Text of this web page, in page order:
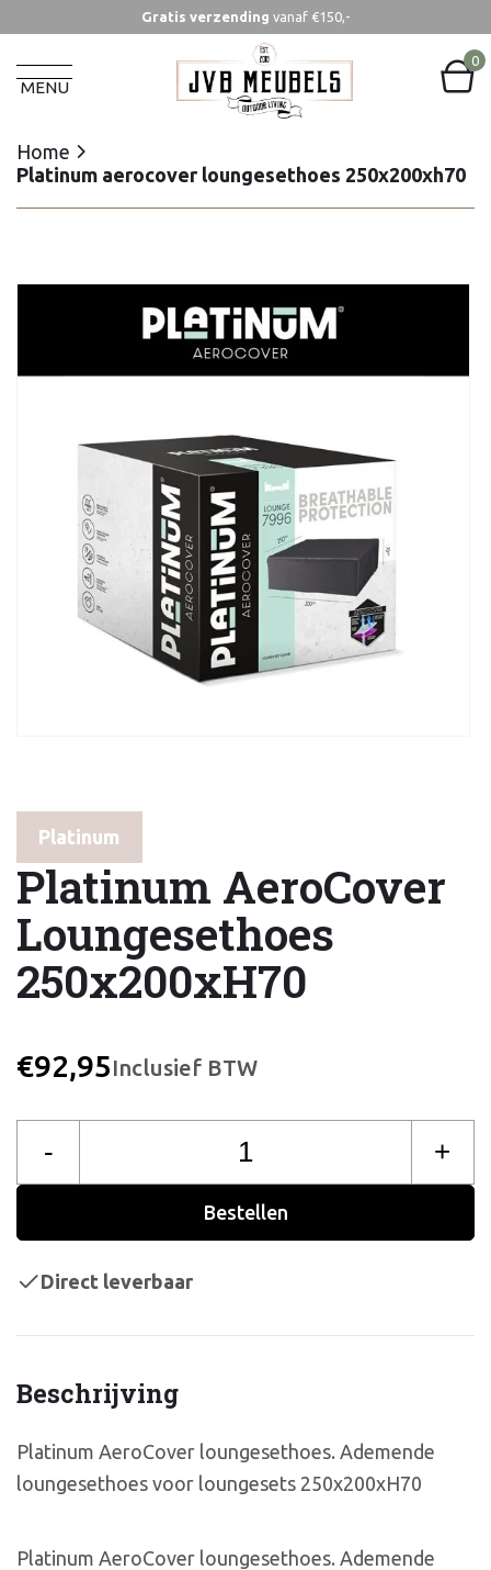
Gratis verzending vanaf €150,-
MENU
0
Home
Platinum aerocover loungesethoes 250x200xh70
Home
Platinum aerocover loungesethoes 250x200xh70
Platinum
Platinum AeroCover
Loungesethoes
250x200xH70
€92,95Inclusief BTW
Beschrijving
Platinum AeroCover loungesethoes. Ademende
loungesethoes voor loungesets 250x200xH70
Platinum AeroCover loungesethoes. Ademende
- +
Bestellen
Direct leverbaar